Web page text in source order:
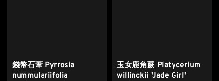
錢幣石葦 Pyrrosia
nummulariifolia
玉女鹿角蕨 Platycerium
willinckii 'Jade Girl'